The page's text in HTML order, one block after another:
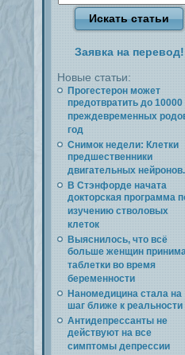
Заявка на перевод!
Новые статьи:
Прогестерон может
предотвратить до 10000
преждевременных
год
Снимок недели: Клетки
предшественники
двигательных нейронов.
В Стэнфорде начата
докторская программа
изучению стволовых
клеток
Выяснилось, что всё
больше женщин
таблетки во время
беременности
Наномедицина стала на
шаг ближе к реальности
Антидепрессанты не
действуют на все
симптомы депрессии